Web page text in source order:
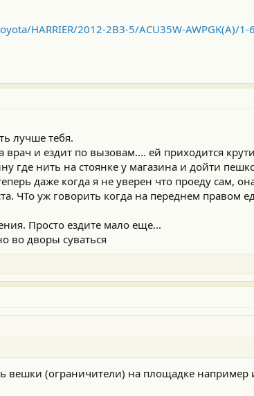
HARRIER/2012-2B3-5/ACU35W-AWPGK(A)/1-
лучше тебя.
и ездит по вызовам.... ей приходится
где нить на стоянке у магазина и дойти
даже когда я не уверен что проеду сам,
ЧТо уж говорить когда на переднем правом
Просто ездите мало еще...
во дворы суваться
вешки (ограничители) на площадке например